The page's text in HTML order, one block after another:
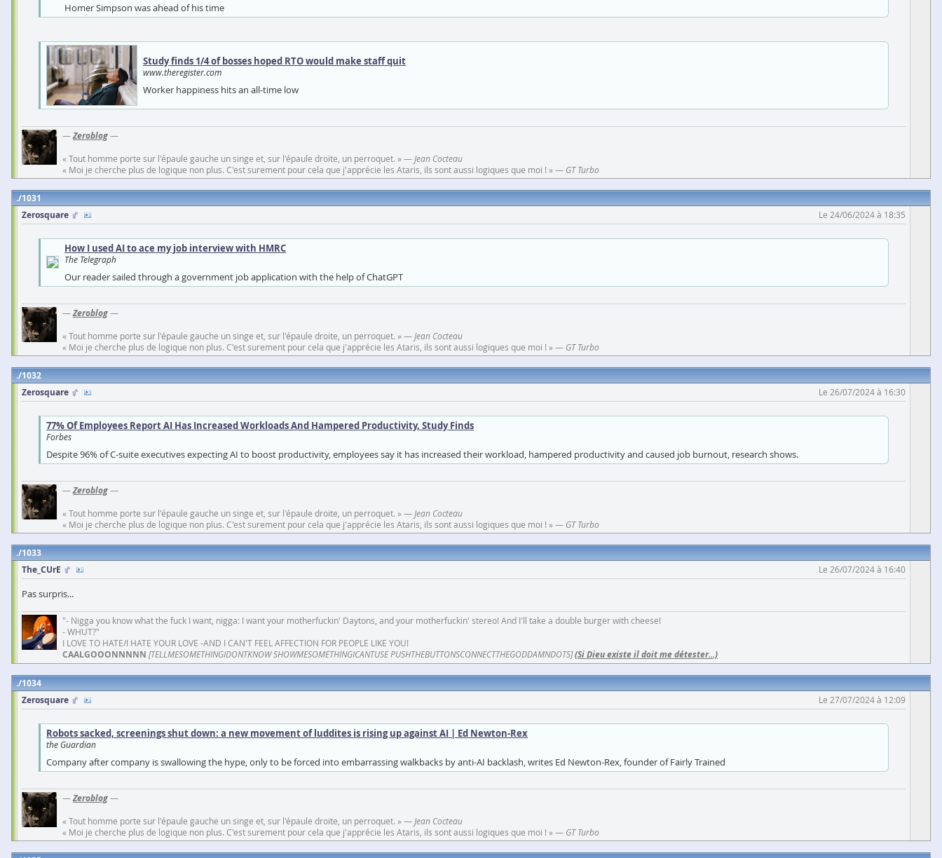
Homer Simpson was ahead of his time
Study finds 1/4 of bosses hoped RTO would make staff quit
www.theregister.com
Worker happiness hits an all-time low
—Zeroblog—
« Tout homme porte sur l'épaule gauche un singe et, sur l'épaule droite, un perroquet. » — Jean Cocteau
« Moi je cherche plus de logique non plus. C'est surement pour cela que j'apprécie les Ataris, ils sont aussi logiques que moi ! » — GT Turbo
1031
Zerosquare
Le 24/06/2024 à 18:35
How I used AI to ace my job interview with HMRC
The Telegraph
Our reader sailed through a government job application with the help of ChatGPT
—Zeroblog—
« Tout homme porte sur l'épaule gauche un singe et, sur l'épaule droite, un perroquet. » — Jean Cocteau
« Moi je cherche plus de logique non plus. C'est surement pour cela que j'apprécie les Ataris, ils sont aussi logiques que moi ! » — GT Turbo
1032
Zerosquare
Le 26/07/2024 à 16:30
77% Of Employees Report AI Has Increased Workloads And Hampered Productivity, Study Finds
Forbes
Despite 96% of C-suite executives expecting AI to boost productivity, employees say it has increased their workload, hampered productivity and caused job burnout, research shows.
—Zeroblog—
« Tout homme porte sur l'épaule gauche un singe et, sur l'épaule droite, un perroquet. » — Jean Cocteau
« Moi je cherche plus de logique non plus. C'est surement pour cela que j'apprécie les Ataris, ils sont aussi logiques que moi ! » — GT Turbo
1033
The_CUrE
Le 26/07/2024 à 16:40
Pas surpris...
"- Nigga you know what the fuck I want, nigga: I want your motherfuckin' Daytons, and your motherfuckin' stereo! And I'll take a double burger with cheese!
- WHUT?"
I LOVE TO HATE/I HATE YOUR LOVE -AND I CAN'T FEEL AFFECTION FOR PEOPLE LIKE YOU!
CAALGOOONNNNN [TELLMESOMETHINGIDONTKNOW SHOWMESOMETHINGICANTUSE PUSHTHEBUTTONSCONNECTTHEGODDAMNDOTS](Si Dieu existe il doit me détester...)
1034
Zerosquare
Le 27/07/2024 à 12:09
Robots sacked, screenings shut down: a new movement of luddites is rising up against AI | Ed Newton-Rex
the Guardian
Company after company is swallowing the hype, only to be forced into embarrassing walkbacks by anti-AI backlash, writes Ed Newton-Rex, founder of Fairly Trained
—Zeroblog—
« Tout homme porte sur l'épaule gauche un singe et, sur l'épaule droite, un perroquet. » — Jean Cocteau
« Moi je cherche plus de logique non plus. C'est surement pour cela que j'apprécie les Ataris, ils sont aussi logiques que moi ! » — GT Turbo